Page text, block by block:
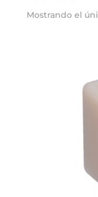
Mostrando el